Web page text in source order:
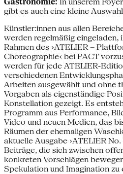
gibt es auch eine kleine
Künstler:innen aus allen
werden regelmäßig eingeladen,
Rahmen des ›ATELIER –
Choreographie‹ bei PACT
werden für jede ATELIER-
verschiedenen
Arbeiten ausgewählt und ohne
Vorgaben als eigenständige
Konstellation gezeigt. Es
Programm aus Performance,
Video und neuen Medien, das
Räumen der ehemaligen
aktuelle Ausgabe ›ATELIER
Beiträge, die sich zwischen
konkreten Vorschlägen
Spekulation und Imagination zu